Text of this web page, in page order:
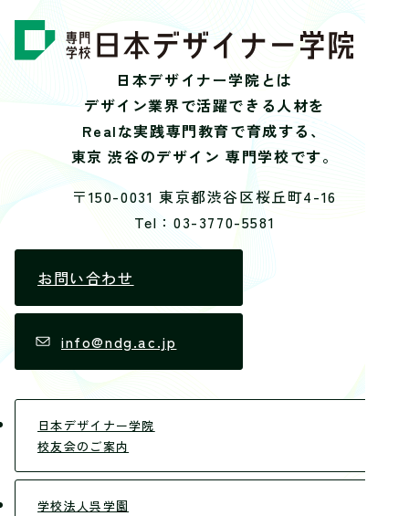
日本デザイナー学院とは
デザイン業界で活躍できる人材を
Realな実践専門教育で育成する、
東京 渋谷のデザイン 専門学校です。
〒150-0031 東京都渋谷区桜丘町4-16
Tel：03-3770-5581
お問い合わせ
info@ndg.ac.jp
日本デザイナー学院
校友会のご案内
学校法人呉学園